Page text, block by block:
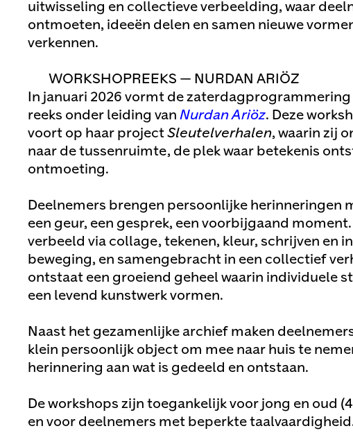
uitwisseling en collectieve verbeelding, waar
ontmoeten, ideeën delen en samen nieuwe
verkennen.
WORKSHOPREEKS — NURDAN ARIÖZ
In januari 2026 vormt de zaterdagprogrammering
reeks onder leiding van Nurdan Ariöz. Deze
voort op haar project Sleutelverhalen, waarin zij
naar de tussenruimte, de plek waar betekenis
ontmoeting.
Deelnemers brengen persoonlijke herinneringen
een geur, een gesprek, een voorbijgaand
verbeeld via collage, tekenen, kleur, schrijven en
beweging, en samengebracht in een collectief
ontstaat een groeiend geheel waarin individuele
een levend kunstwerk vormen.
Naast het gezamenlijke archief maken
klein persoonlijk object om mee naar huis te
herinnering aan wat is gedeeld en ontstaan.
De workshops zijn toegankelijk voor jong en oud
en voor deelnemers met beperkte